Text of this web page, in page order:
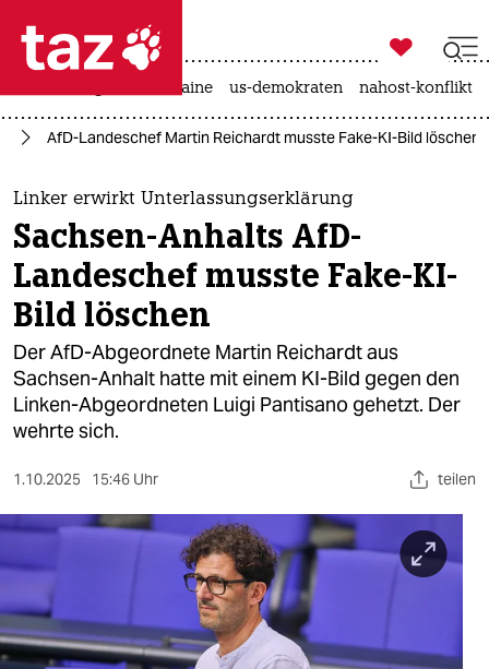
 taz zahl ich
taz zahl ich
themen
politik
öko
gesellschaft
kultur
sport
berlin
nord
wahrheit
verlag

taz zahl ich
krieg in der ukraine us-demokraten nahost-konflikt
AfD-Landeschef Martin Reichardt musste Fake-KI-Bild löschen
Linker erwirkt Unterlassungserklärung
Sachsen-Anhalts AfD-
Landeschef musste Fake-KI-
Bild löschen
Der AfD-Abgeordnete Martin Reichardt aus
Sachsen-Anhalt hatte mit einem KI-Bild gegen den
Linken-Abgeordneten Luigi Pantisano gehetzt. Der
wehrte sich.
1.10.2025 15:46 Uhr teilen